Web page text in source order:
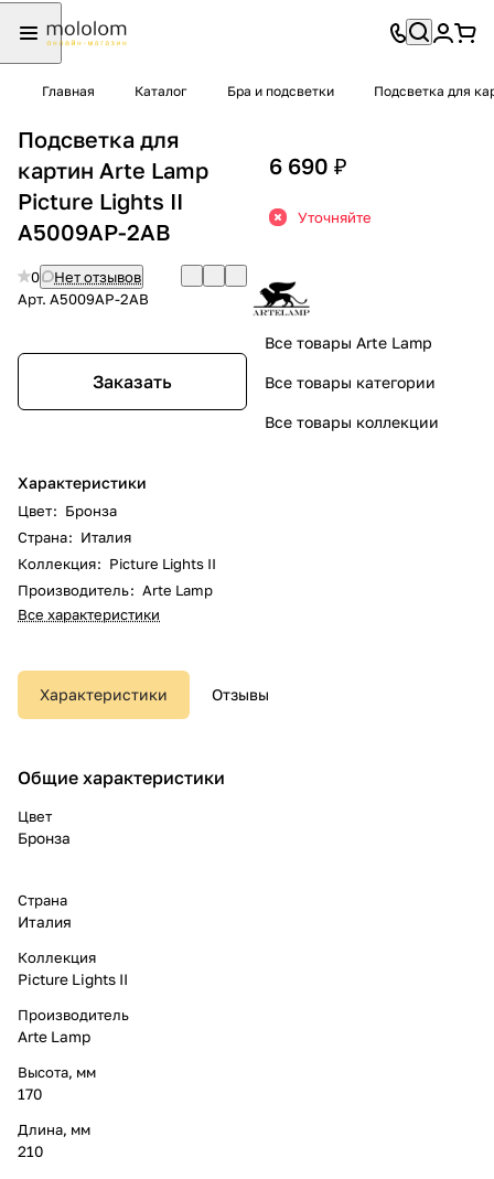
Главная Каталог Бра и подсветки Подсветка для
Подсветка для
картин Arte Lamp
Picture Lights II
A5009AP-2AB
0
Нет отзывов
Арт. A5009AP-2AB
Заказать
Характеристики
Цвет: Бронза
Страна: Италия
Коллекция: Picture Lights II
Производитель: Arte Lamp
Все характеристики
6 690 ₽
Уточняйте
Все товары Arte Lamp
Все товары категории
Все товары коллекции
Характеристики Отзывы
Общие характеристики
Цвет
Бронза
Страна
Италия
Коллекция
Picture Lights II
Производитель
Arte Lamp
Высота, мм
170
Длина, мм
210